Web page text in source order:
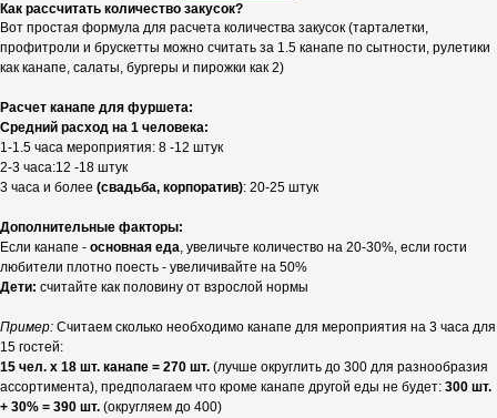
Как рассчитать количество закусок?
Вот простая формула для расчета количества закусок (тарталетки,
профитроли и брускетты можно считать за 1.5 канапе по сытности, рулетики
как канапе, салаты, бургеры и пирожки как 2)
Расчет канапе для фуршета:
Средний расход на 1 человека:
1-1.5 часа мероприятия: 8 -12 штук
2-3 часа:12 -18 штук
3 часа и более (свадьба, корпоратив): 20-25 штук
Дополнительные факторы:
Если канапе - основная еда, увеличьте количество на 20-30%, если гости
любители плотно поесть - увеличивайте на 50%
Дети: считайте как половину от взрослой нормы
Пример: Считаем сколько необходимо канапе для мероприятия на 3 часа для
15 гостей:
15 чел. х 18 шт. канапе = 270 шт. (лучше округлить до 300 для разнообразия
ассортимента), предполагаем что кроме канапе другой еды не будет: 300 шт.
+ 30% = 390 шт. (округляем до 400)